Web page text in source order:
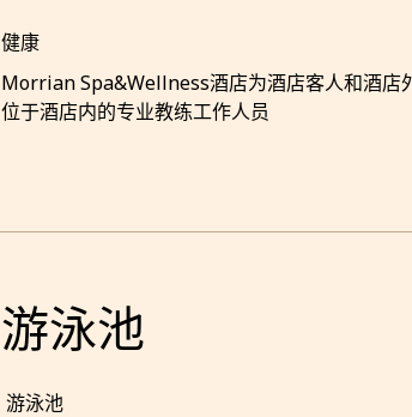
健康
Morrian Spa&Wellness酒店为酒店客人和酒店
位于酒店内的专业教练工作人员
游泳池
游泳池